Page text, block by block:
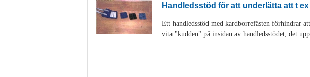
Handledsstöd för att underlätta att t
Ett handledsstöd med kardborrefästen förhindrar
vita "kudden" på insidan av handledsstödet, det